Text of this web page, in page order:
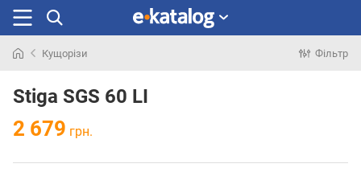
раніше
Кущорізи Фільтр
Stiga SGS 60 LI
2 679 грн.